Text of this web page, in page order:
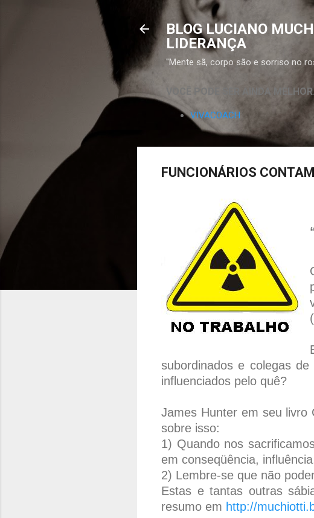
BLOG LUCIANO
LIDERANÇA
"Mente sã, corpo são e sorriso no
VOCÊ PODE SER AINDA
VIVACOACH
FUNCIONÁRIOS
subordinados e colegas
influenciados pelo quê?
James Hunter em seu livro
sobre isso:
1) Quando nos
em conseqüência,
2) Lembre-se que não
Estas e tantas outras
resumo em http://